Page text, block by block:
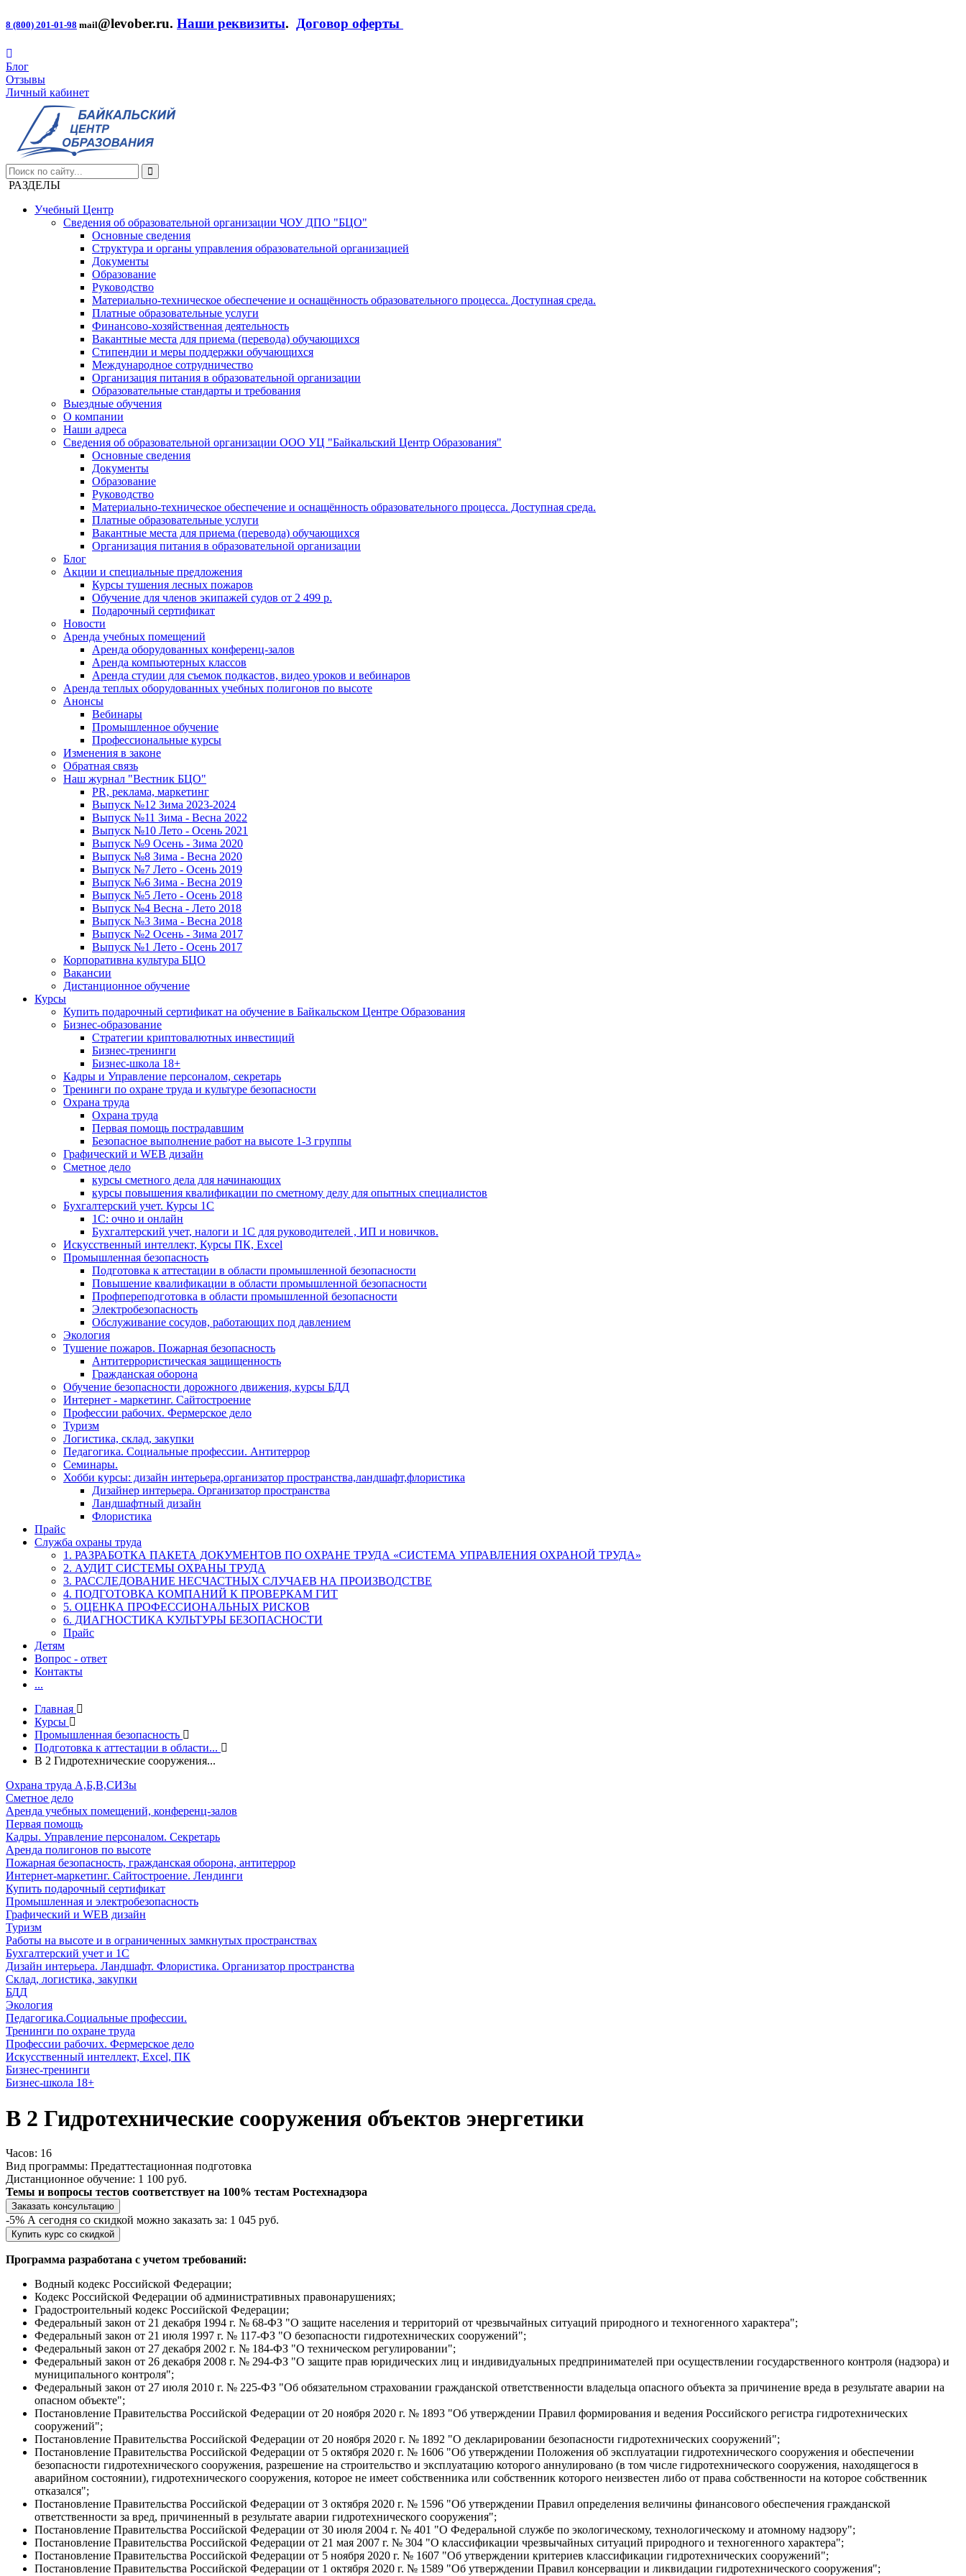
8 (800) 201-01-98 mail@levober.ru. Наши реквизиты. Договор оферты
Блог
Отзывы
Личный кабинет
РАЗДЕЛЫ
Учебный Центр
Сведения об образовательной организации ЧОУ ДПО "БЦО"
Основные сведения
Структура и органы управления образовательной организацией
Документы
Образование
Руководство
Материально-техническое обеспечение и оснащённость образовательного процесса. Доступная среда.
Платные образовательные услуги
Финансово-хозяйственная деятельность
Вакантные места для приема (перевода) обучающихся
Стипендии и меры поддержки обучающихся
Международное сотрудничество
Организация питания в образовательной организации
Образовательные стандарты и требования
Выездные обучения
О компании
Наши адреса
Сведения об образовательной организации ООО УЦ "Байкальский Центр Образования"
Основные сведения
Документы
Образование
Руководство
Материально-техническое обеспечение и оснащённость образовательного процесса. Доступная среда.
Платные образовательные услуги
Вакантные места для приема (перевода) обучающихся
Организация питания в образовательной организации
Блог
Акции и специальные предложения
Курсы тушения лесных пожаров
Обучение для членов экипажей судов от 2 499 р.
Подарочный сертификат
Новости
Аренда учебных помещений
Аренда оборудованных конференц-залов
Аренда компьютерных классов
Аренда студии для съемок подкастов, видео уроков и вебинаров
Аренда теплых оборудованных учебных полигонов по высоте
Анонсы
Вебинары
Промышленное обучение
Профессиональные курсы
Изменения в законе
Обратная связь
Наш журнал "Вестник БЦО"
PR, реклама, маркетинг
Выпуск №12 Зима 2023-2024
Выпуск №11 Зима - Весна 2022
Выпуск №10 Лето - Осень 2021
Выпуск №9 Осень - Зима 2020
Выпуск №8 Зима - Весна 2020
Выпуск №7 Лето - Осень 2019
Выпуск №6 Зима - Весна 2019
Выпуск №5 Лето - Осень 2018
Выпуск №4 Весна - Лето 2018
Выпуск №3 Зима - Весна 2018
Выпуск №2 Осень - Зима 2017
Выпуск №1 Лето - Осень 2017
Корпоративна культура БЦО
Вакансии
Дистанционное обучение
Курсы
Купить подарочный сертификат на обучение в Байкальском Центре Образования
Бизнес-образование
Стратегии криптовалютных инвестиций
Бизнес-тренинги
Бизнес-школа 18+
Кадры и Управление персоналом, секретарь
Тренинги по охране труда и культуре безопасности
Охрана труда
Охрана труда
Первая помощь пострадавшим
Безопасное выполнение работ на высоте 1-3 группы
Графический и WEB дизайн
Сметное дело
курсы сметного дела для начинающих
курсы повышения квалификации по сметному делу для опытных специалистов
Бухгалтерский учет. Курсы 1С
1С: очно и онлайн
Бухгалтерский учет, налоги и 1С для руководителей , ИП и новичков.
Искусственный интеллект, Курсы ПК, Excel
Промышленная безопасность
Подготовка к аттестации в области промышленной безопасности
Повышение квалификации в области промышленной безопасности
Профпереподготовка в области промышленной безопасности
Электробезопасность
Обслуживание сосудов, работающих под давлением
Экология
Тушение пожаров. Пожарная безопасность
Антитеррористическая защищенность
Гражданская оборона
Обучение безопасности дорожного движения, курсы БДД
Интернет - маркетинг. Сайтостроение
Профессии рабочих. Фермерское дело
Туризм
Логистика, склад, закупки
Педагогика. Социальные профессии. Антитеррор
Семинары.
Хобби курсы: дизайн интерьера,организатор пространства,ландшафт,флористика
Дизайнер интерьера. Организатор пространства
Ландшафтный дизайн
Флористика
Прайс
Служба охраны труда
1. РАЗРАБОТКА ПАКЕТА ДОКУМЕНТОВ ПО ОХРАНЕ ТРУДА «СИСТЕМА УПРАВЛЕНИЯ ОХРАНОЙ ТРУДА»
2. АУДИТ СИСТЕМЫ ОХРАНЫ ТРУДА
3. РАССЛЕДОВАНИЕ НЕСЧАСТНЫХ СЛУЧАЕВ НА ПРОИЗВОДСТВЕ
4. ПОДГОТОВКА КОМПАНИЙ К ПРОВЕРКАМ ГИТ
5. ОЦЕНКА ПРОФЕССИОНАЛЬНЫХ РИСКОВ
6. ДИАГНОСТИКА КУЛЬТУРЫ БЕЗОПАСНОСТИ
Прайс
Детям
Вопрос - ответ
Контакты
...
Главная
Курсы
Промышленная безопасность
Подготовка к аттестации в области...
В 2 Гидротехнические сооружения...
Охрана труда А,Б,В,СИЗы
Сметное дело
Аренда учебных помещений, конференц-залов
Первая помощь
Кадры. Управление персоналом. Секретарь
Аренда полигонов по высоте
Пожарная безопасность, гражданская оборона, антитеррор
Интернет-маркетинг. Сайтостроение. Лендинги
Купить подарочный сертификат
Промышленная и электробезопасность
Графический и WEB дизайн
Туризм
Работы на высоте и в ограниченных замкнутых пространствах
Бухгалтерский учет и 1С
Дизайн интерьера. Ландшафт. Флористика. Организатор пространства
Склад, логистика, закупки
БДД
Экология
Педагогика.Социальные профессии.
Тренинги по охране труда
Профессии рабочих. Фермерское дело
Искусственный интеллект, Excel, ПК
Бизнес-тренинги
Бизнес-школа 18+
В 2 Гидротехнические сооружения объектов энергетики
Часов: 16
Вид программы: Предаттестационная подготовка
Дистанционное обучение: 1 100 руб.
Темы и вопросы тестов соответствует на 100% тестам Ростехнадзора
Заказать консультацию
-5% А сегодня со скидкой можно заказать за: 1 045 руб.
Купить курс со скидкой
Программа разработана с учетом требований:
Водный кодекс Российской Федерации;
Кодекс Российской Федерации об административных правонарушениях;
Градостроительный кодекс Российской Федерации;
Федеральный закон от 21 декабря 1994 г. № 68-ФЗ "О защите населения и территорий от чрезвычайных ситуаций природного и техногенного характера";
Федеральный закон от 21 июля 1997 г. № 117-ФЗ "О безопасности гидротехнических сооружений";
Федеральный закон от 27 декабря 2002 г. № 184-ФЗ "О техническом регулировании";
Федеральный закон от 26 декабря 2008 г. № 294-ФЗ "О защите прав юридических лиц и индивидуальных предпринимателей при осуществлении государственного контроля (надзора) и
муниципального контроля";
Федеральный закон от 27 июля 2010 г. № 225-ФЗ "Об обязательном страховании гражданской ответственности владельца опасного объекта за причинение вреда в результате аварии на
опасном объекте";
Постановление Правительства Российской Федерации от 20 ноября 2020 г. № 1893 "Об утверждении Правил формирования и ведения Российского регистра гидротехнических
сооружений";
Постановление Правительства Российской Федерации от 20 ноября 2020 г. № 1892 "О декларировании безопасности гидротехнических сооружений";
Постановление Правительства Российской Федерации от 5 октября 2020 г. № 1606 "Об утверждении Положения об эксплуатации гидротехнического сооружения и обеспечении
безопасности гидротехнического сооружения, разрешение на строительство и эксплуатацию которого аннулировано (в том числе гидротехнического сооружения, находящегося в
аварийном состоянии), гидротехнического сооружения, которое не имеет собственника или собственник которого неизвестен либо от права собственности на которое собственник
отказался";
Постановление Правительства Российской Федерации от 3 октября 2020 г. № 1596 "Об утверждении Правил определения величины финансового обеспечения гражданской
ответственности за вред, причиненный в результате аварии гидротехнического сооружения";
Постановление Правительства Российской Федерации от 30 июля 2004 г. № 401 "О Федеральной службе по экологическому, технологическому и атомному надзору";
Постановление Правительства Российской Федерации от 21 мая 2007 г. № 304 "О классификации чрезвычайных ситуаций природного и техногенного характера";
Постановление Правительства Российской Федерации от 5 ноября 2020 г. № 1607 "Об утверждении критериев классификации гидротехнических сооружений";
Постановление Правительства Российской Федерации от 1 октября 2020 г. № 1589 "Об утверждении Правил консервации и ликвидации гидротехнического сооружения";